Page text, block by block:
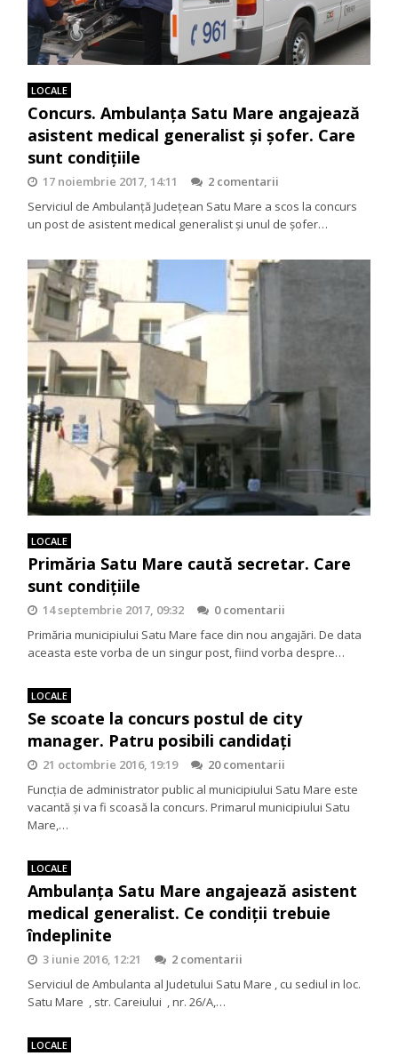
LOCALE
Concurs. Ambulanța Satu Mare angajează
asistent medical generalist și șofer. Care
sunt condițiile
17 noiembrie 2017, 14:11
2 comentarii
Serviciul de Ambulanță Județean Satu Mare a scos la concurs
un post de asistent medical generalist și unul de șofer…
LOCALE
Primăria Satu Mare caută secretar. Care
sunt condițiile
14 septembrie 2017, 09:32
0 comentarii
Primăria municipiului Satu Mare face din nou angajări. De data
aceasta este vorba de un singur post, fiind vorba despre…
LOCALE
Se scoate la concurs postul de city
manager. Patru posibili candidați
21 octombrie 2016, 19:19
20 comentarii
Funcția de administrator public al municipiului Satu Mare este
vacantă și va fi scoasă la concurs. Primarul municipiului Satu
Mare,…
LOCALE
Ambulanța Satu Mare angajează asistent
medical generalist. Ce condiții trebuie
îndeplinite
3 iunie 2016, 12:21
2 comentarii
Serviciul de Ambulanta al Judetului Satu Mare , cu sediul in loc.
Satu Mare , str. Careiului , nr. 26/A,…
LOCALE